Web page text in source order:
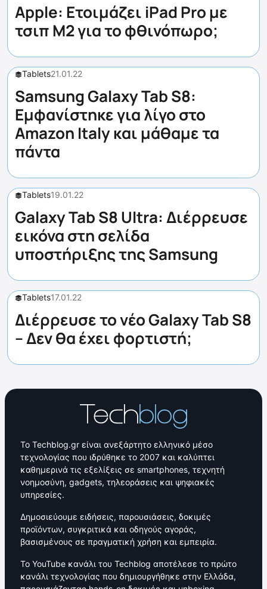
Apple: Ετοιμάζει iPad Pro με
τσιπ M2 για το φθινόπωρο;
Tablets21.01.22
Samsung Galaxy Tab S8:
Εμφανίστηκε για λίγο στο
Amazon Italy και μάθαμε τα
πάντα
Tablets19.01.22
Galaxy Tab S8 Ultra: Διέρρευσε
εικόνα στη σελίδα
υποστήριξης της Samsung
Tablets17.01.22
Διέρρευσε το νέο Galaxy Tab S8
– Δεν θα έχει φορτιστή;
Το Techblog.gr είναι ανεξάρτητο ελληνικό μέσο
τεχνολογίας που ιδρύθηκε το 2007 και καλύπτει
καθημερινά τις εξελίξεις σε smartphones, τεχνητή
νοημοσύνη, gadgets, τηλεοράσεις και ψηφιακές
υπηρεσίες.
Δημοσιεύουμε ειδήσεις, παρουσιάσεις, δοκιμές
προϊόντων, συγκριτικά και οδηγούς αγοράς,
βασισμένους σε πραγματική χρήση και εμπειρία.
Το YouTube κανάλι του Techblog αποτέλεσε το πρώτο
κανάλι τεχνολογίας που δημιουργήθηκε στην Ελλάδα,